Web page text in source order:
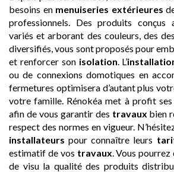
besoins en menuiseries extérieures
professionnels. Des produits conçus
variés et arborant des couleurs, des
diversifiés, vous sont proposés pour
et renforcer son isolation . L’
ou de connexions domotiques en
fermetures optimisera d’autant plus
votre famille. Rénokéa met à profit ses
afin de vous garantir des travaux bien
respect des normes en vigueur.
installateurs pour connaître leurs
estimatif de vos travaux . Vous
de visu la qualité des produits